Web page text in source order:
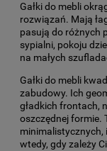
Gałki do mebli
rozwiązań. Mają
pasują do różnych
sypialni, pokoju
na małych
Gałki do mebli
zabudowy. Ich
gładkich frontach,
oszczędnej formie.
minimalistycznych,
wtedy, gdy zależy